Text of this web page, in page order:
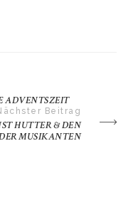
ADVENTSZEIT
Beitrag
HUTTER & DEN
MUSIKANTEN